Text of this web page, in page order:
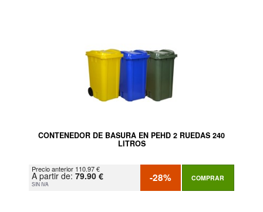
CONTENEDOR DE BASURA EN PEHD 2 RUEDAS 240
LITROS
Precio anterior 110.97 €
A partir de: 79.90 €
SIN IVA -28% COMPRAR